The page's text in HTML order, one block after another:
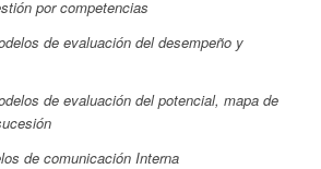
por competencias
de evaluación del desempeño y
de evaluación del potencial, mapa de
de comunicación Interna